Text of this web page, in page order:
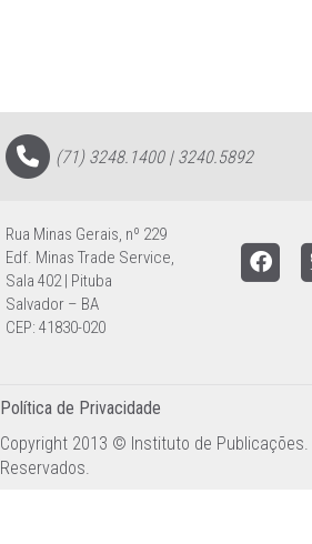
(71) 3248.1400 | 3240.5892
Rua Minas Gerais, nº 229
Edf. Minas Trade Service,
Sala 402 | Pituba
Salvador – BA
CEP: 41830-020
Política de Privacidade
Copyright 2013 © Instituto de
Reservados.